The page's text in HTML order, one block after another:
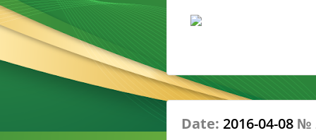
Date: 2016-04-08 №